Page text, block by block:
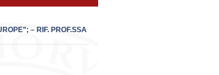
– RIF. PROF.SSA